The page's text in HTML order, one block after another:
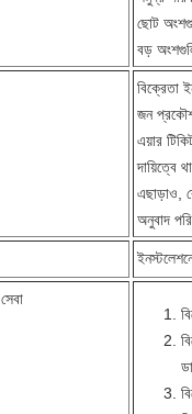
ছোট
বড়
বিক্রেতা
জন
এয়ার
দায়িত্বে
এছাড়াও,
অনুবাদ